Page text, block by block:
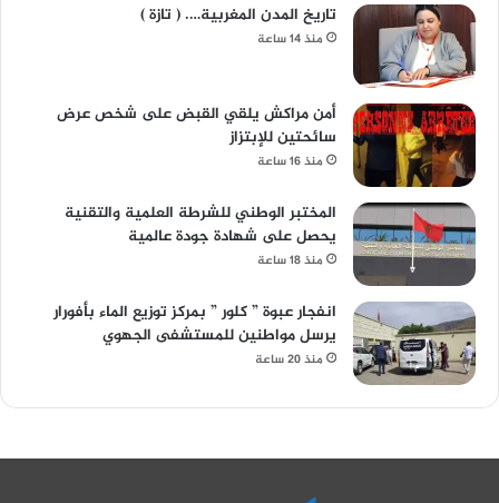
تاريخ المدن المغربية…. ( تازة )
منذ 14 ساعة
أمن مراكش يلقي القبض على شخص عرض
سائحتين للإبتزاز
منذ 16 ساعة
المختبر الوطني للشرطة العلمية والتقنية
يحصل على شهادة جودة عالمية
منذ 18 ساعة
انفجار عبوة ” كلور ” بمركز توزيع الماء بأفورار
يرسل مواطنين للمستشفى الجهوي
منذ 20 ساعة